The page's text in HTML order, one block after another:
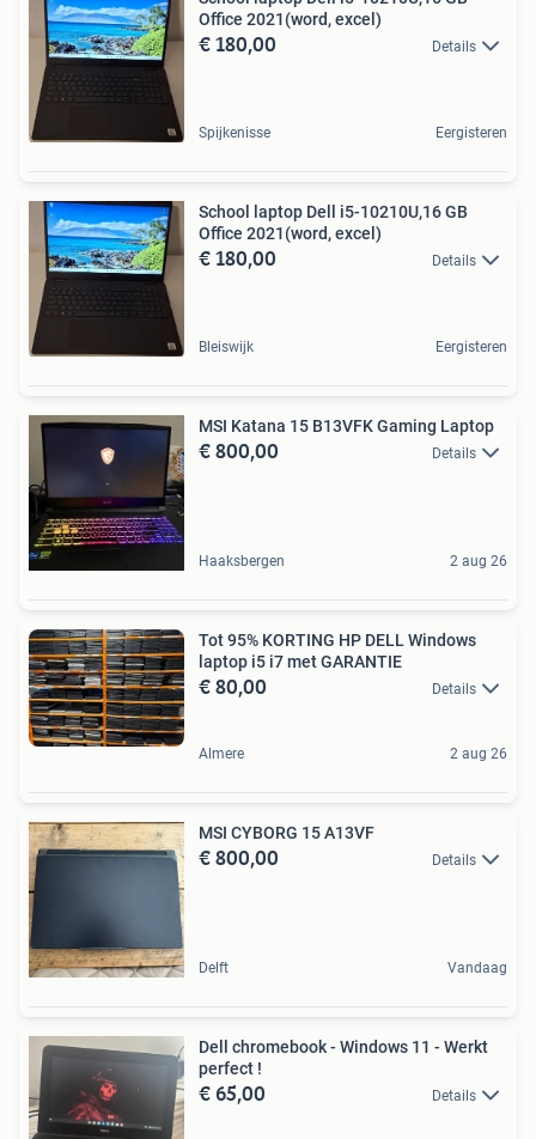
Office 2021(word, excel)
€ 180,00 Details
Spijkenisse Eergisteren
School laptop Dell i5-10210U,16 GB
Office 2021(word, excel)
€ 180,00 Details
Bleiswijk Eergisteren
MSI Katana 15 B13VFK Gaming Laptop
€ 800,00 Details
Haaksbergen 2 aug 26
Tot 95% KORTING HP DELL Windows
laptop i5 i7 met GARANTIE
€ 80,00 Details
Almere 2 aug 26
MSI CYBORG 15 A13VF
€ 800,00 Details
Delft Vandaag
Dell chromebook - Windows 11 - Werkt
perfect !
€ 65,00 Details